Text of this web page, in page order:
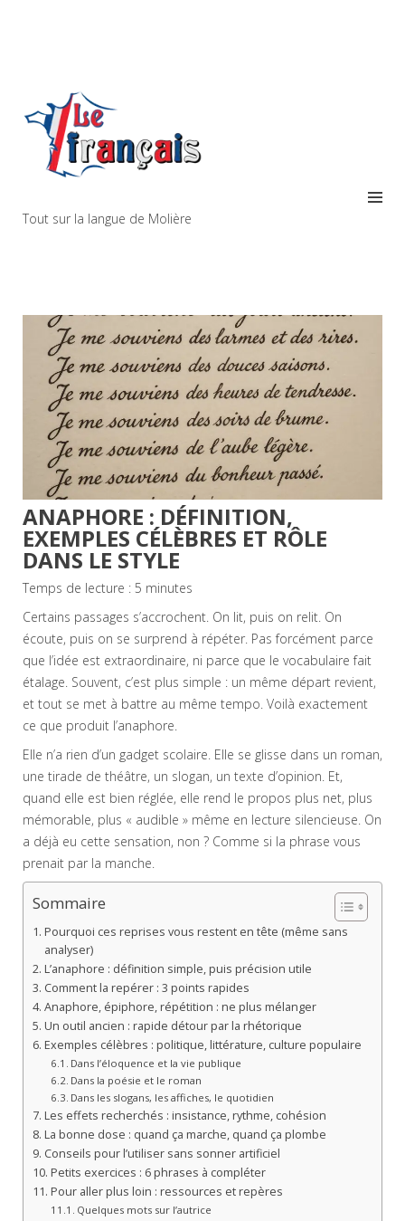
Tout sur la langue de Molière
ANAPHORE : DÉFINITION,
EXEMPLES CÉLÈBRES ET RÔLE
DANS LE STYLE
Temps de lecture : 5 minutes
Certains passages s’accrochent. On lit, puis on relit. On
écoute, puis on se surprend à répéter. Pas forcément parce
que l’idée est extraordinaire, ni parce que le vocabulaire fait
étalage. Souvent, c’est plus simple : un même départ revient,
et tout se met à battre au même tempo. Voilà exactement
ce que produit l’anaphore.
Elle n’a rien d’un gadget scolaire. Elle se glisse dans un roman,
une tirade de théâtre, un slogan, un texte d’opinion. Et,
quand elle est bien réglée, elle rend le propos plus net, plus
mémorable, plus « audible » même en lecture silencieuse. On
a déjà eu cette sensation, non ? Comme si la phrase vous
prenait par la manche.
Sommaire
Pourquoi ces reprises vous restent en tête (même sans
analyser)
L’anaphore : définition simple, puis précision utile
Comment la repérer : 3 points rapides
Anaphore, épiphore, répétition : ne plus mélanger
Un outil ancien : rapide détour par la rhétorique
Exemples célèbres : politique, littérature, culture populaire
Dans l’éloquence et la vie publique
Dans la poésie et le roman
Dans les slogans, les affiches, le quotidien
Les effets recherchés : insistance, rythme, cohésion
La bonne dose : quand ça marche, quand ça plombe
Conseils pour l’utiliser sans sonner artificiel
Petits exercices : 6 phrases à compléter
Pour aller plus loin : ressources et repères
Quelques mots sur l’autrice